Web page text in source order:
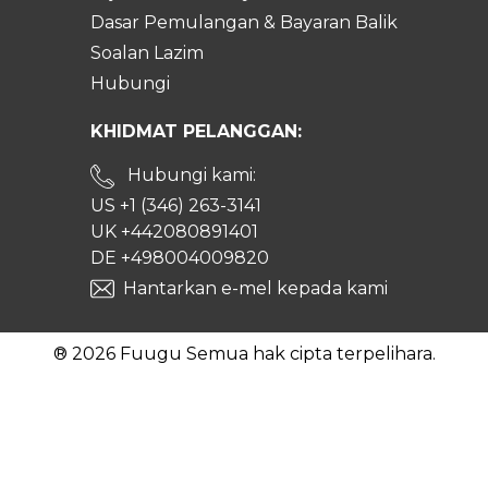
Dasar Pemulangan & Bayaran Balik
Soalan Lazim
Hubungi
KHIDMAT PELANGGAN:
Hubungi kami:
US +1 (346) 263-3141
UK +442080891401
DE +498004009820
Hantarkan e-mel kepada kami
® 2026 Fuugu Semua hak cipta terpelihara.